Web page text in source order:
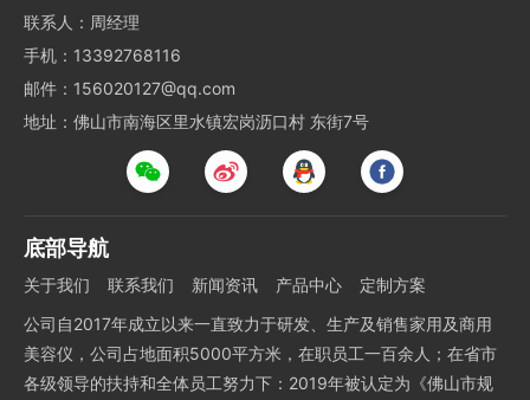
联系人：周经理
手机：13392768116
邮件：156020127@qq.com
地址：佛山市南海区里水镇宏岗沥口村 东街7号
底部导航
关于我们 联系我们 新闻资讯 产品中心
定制方案
公司自2017年成立以来一直致力于研发、生产及销售家用及商用
美容仪，公司占地面积5000平方米，在职员工一百余人；在省市
各级领导的扶持和全体员工努力下：2019年被认定为《佛山市规